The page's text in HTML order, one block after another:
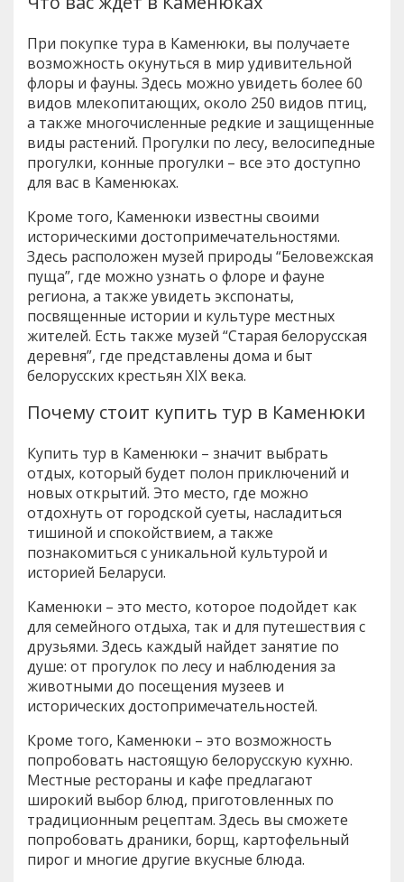
При покупке тура в Каменюки, вы получаете
возможность окунуться в мир удивительной
флоры и фауны. Здесь можно увидеть более 60
видов млекопитающих, около 250 видов птиц,
а также многочисленные редкие и защищенные
виды растений. Прогулки по лесу, велосипедные
прогулки, конные прогулки – все это доступно
для вас в Каменюках.
Кроме того, Каменюки известны своими
историческими достопримечательностями.
Здесь расположен музей природы “Беловежская
пуща”, где можно узнать о флоре и фауне
региона, а также увидеть экспонаты,
посвященные истории и культуре местных
жителей. Есть также музей “Старая белорусская
деревня”, где представлены дома и быт
белорусских крестьян XIX века.
Почему стоит купить тур в Каменюки
Купить тур в Каменюки – значит выбрать
отдых, который будет полон приключений и
новых открытий. Это место, где можно
отдохнуть от городской суеты, насладиться
тишиной и спокойствием, а также
познакомиться с уникальной культурой и
историей Беларуси.
Каменюки – это место, которое подойдет как
для семейного отдыха, так и для путешествия с
друзьями. Здесь каждый найдет занятие по
душе: от прогулок по лесу и наблюдения за
животными до посещения музеев и
исторических достопримечательностей.
Кроме того, Каменюки – это возможность
попробовать настоящую белорусскую кухню.
Местные рестораны и кафе предлагают
широкий выбор блюд, приготовленных по
традиционным рецептам. Здесь вы сможете
попробовать драники, борщ, картофельный
пирог и многие другие вкусные блюда.